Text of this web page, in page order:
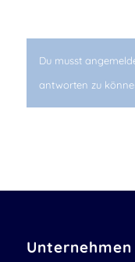
Du musst
antworten zu
Unternehmen